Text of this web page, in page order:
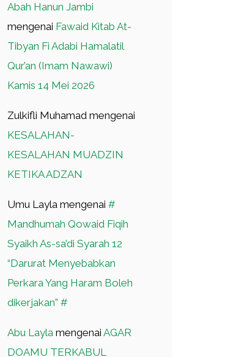
Abah Hanun Jambi
mengenai Fawaid Kitab At-
Tibyan Fi Adabi Hamalatil
Qur’an (Imam Nawawi)
Kamis 14 Mei 2026
Zulkifli Muhamad mengenai
KESALAHAN-
KESALAHAN MUADZIN
KETIKA ADZAN
Umu Layla mengenai #
Mandhumah Qowaid Fiqih
Syaikh As-sa’di Syarah 12
“Darurat Menyebabkan
Perkara Yang Haram Boleh
dikerjakan” #
Abu Layla mengenai AGAR
DOAMU TERKABUL